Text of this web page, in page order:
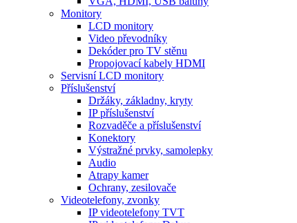
Monitory
LCD monitory
Video převodníky
Dekóder pro TV stěnu
Propojovací kabely HDMI
Servisní LCD monitory
Příslušenství
Držáky, základny, kryty
IP příslušenství
Rozvaděče a příslušenství
Konektory
Výstražné prvky, samolepky
Audio
Atrapy kamer
Ochrany, zesilovače
Videotelefony, zvonky
IP videotelefony TVT